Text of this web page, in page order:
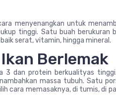
menyenangkan untuk
tinggi. Satu buah berukuran
serat, vitamin, hingga mineral.
Berlemak
3 dan protein berkualityas
massa tubuh. Satu
cara memasaknya, di tumis, di